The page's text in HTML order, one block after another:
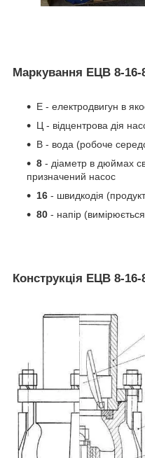
Маркування ЕЦВ 8-
Е - електродвигун в
Ц - відцентрова дія
В - вода (робоче
8 - діаметр в дюймах
призначений насос
16 - швидкодія
80 - напір
Конструкція ЕЦВ 8-16-